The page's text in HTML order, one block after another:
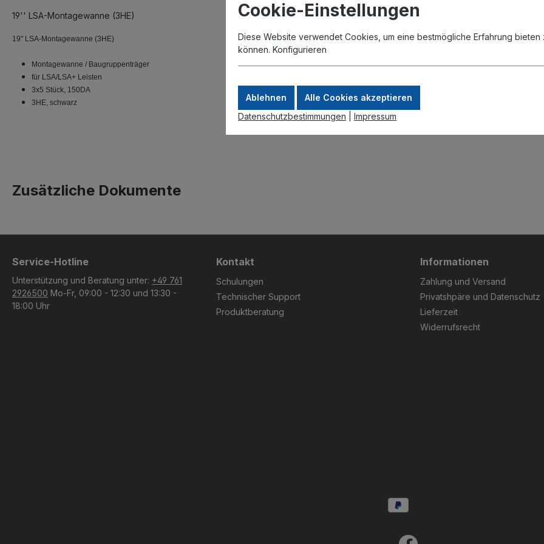
19'' LSA-Montagewanne (3HE)
19'' LSA-Montagewanne (3HE)
Montagewanne / Baugruppenträger
für LSA/LSA+ Leisten
3x5 Stück, 150DA
3HE, schwarz
Zusätzliche Dokumente
Service-Hotline
Unterstützung und Beratung unter: +49 761
2926500 Mo-Fr, 09:00 - 12:30 und 13:30 -
18:00 Uhr
Kontakt
Schulungen
Technischer Support
Produktberatung
Informationen
Zahlung und Versand
Privatshpäre und Datenschutz
Lieferzeit
Widerrufsrecht
Cookie-Einstellungen
Diese Website verwendet Cookies, um eine bestmögliche Erfahrung bieten
können. Konfigurieren
Ablehnen
Alle Cookies akzeptieren
Datenschutzbestimmungen
Impressum